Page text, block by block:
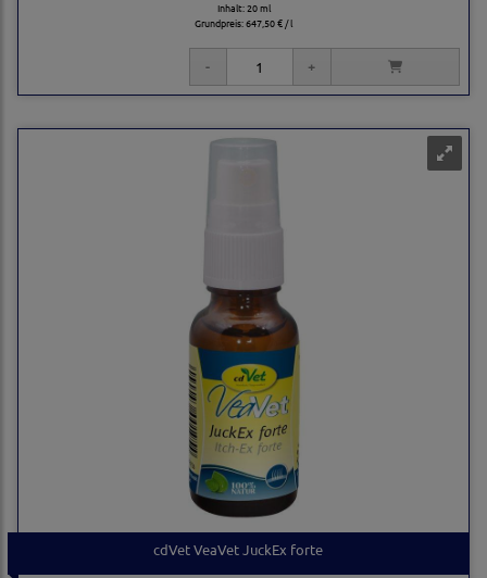
Inhalt: 20 ml
Grundpreis:647,50 € / l
cdVet VeaVet JuckEx forte